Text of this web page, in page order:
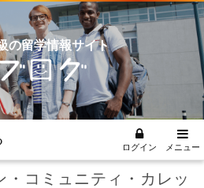
の留学情報サイト
ログイン メニュー
・コミュニティ・カレッ